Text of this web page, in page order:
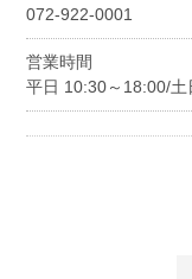
072-922-0001
営業時間
平日 10:30～18:00/